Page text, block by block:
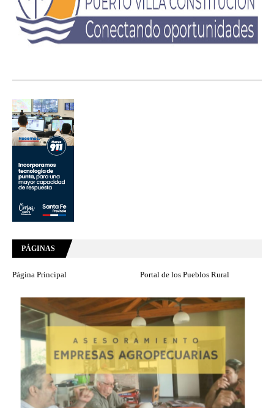
PÁGINAS
Página Principal Portal de los Pueblos Rural